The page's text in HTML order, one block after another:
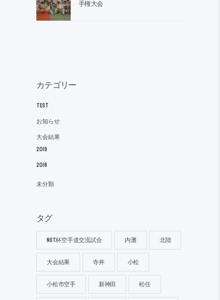
手権大会
カテゴリー
TEST
お知らせ
大会結果
2019
2018
未分類
タグ
NST杯空手道交流試合 内灘 北陸
大会結果 寺井 小松
小松市空手 新神田 松任